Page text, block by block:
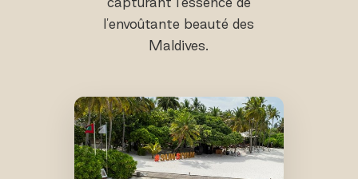
l'envoûtante beauté des
Maldives.